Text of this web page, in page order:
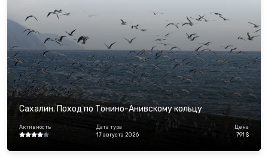
Сахалин. Поход по Тонино-Анивскому кольцу
Активность
Дата тура
17 августа 2026
Цена
791 $